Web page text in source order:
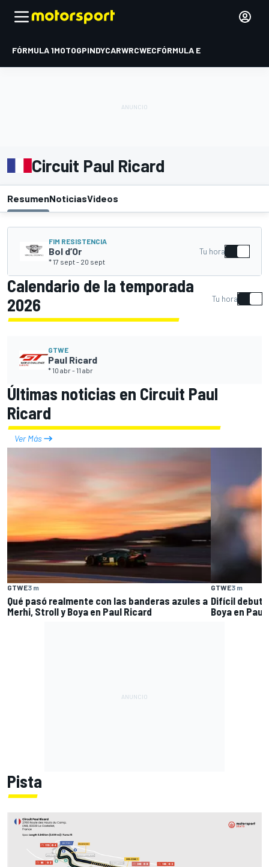
FÓRMULA 1MOTOGPINDYCARWRCWECFÓRMULA E
Circuit Paul Ricard
ResumenNoticiasVideos
FIM RESISTENCIA
Bol d’Or
* 17 sept- 20 sept
Tu hora
Calendario de la temporada
2026
Tu hora
GTWE
Paul Ricard
* 10 abr-11 abr
Últimas noticias en Circuit Paul
Ricard
Ver Más
GTWE3 m
Qué pasó realmente con las banderas azules a
Merhi, Stroll y Boya en Paul Ricard
GTWE3 m
Difícil debut
Boya en Paul
Pista